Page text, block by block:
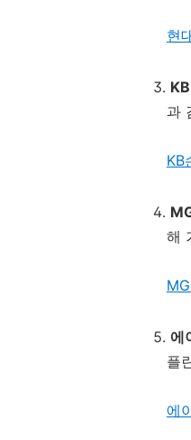
현
과
KB
해
에
플
에